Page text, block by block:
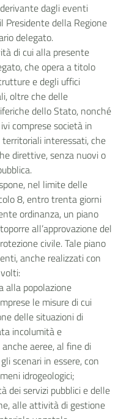
dagli eventi
Presidente della Regione
delegato.
di cui alla presente
che opera a titolo
e degli uffici
oltre che delle
dello Stato, nonché
comprese società in
interessati, che
direttive, senza nuovi o
nel limite delle
8, entro trenta giorni
ordinanza, un piano
all’approvazione del
civile. Tale piano
anche realizzati con
alla popolazione
le misure di cui
delle situazioni di
incolumità e
aeree, al fine di
scenari in essere, con
idrogeologici;
dei servizi pubblici e delle
alle attività di gestione